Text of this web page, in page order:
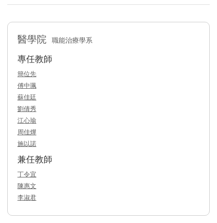
醫學院 職能治療學系
專任教師
簡位先
傅中珮
蘇佳廷
劉倩秀
江心瑜
周佳燁
施以諾
兼任教師
丁令宜
陳惠文
李淑君